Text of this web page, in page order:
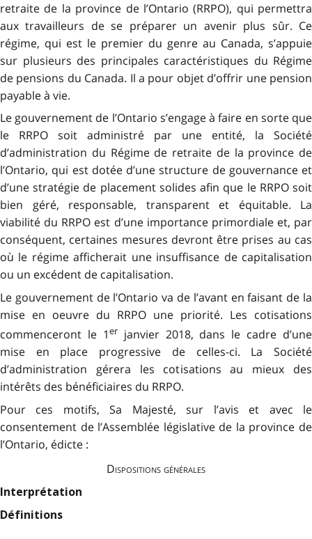
retraite de la province de l’Ontario (RRPO), qui permettra
aux travailleurs de se préparer un avenir plus sûr. Ce
régime, qui est le premier du genre au Canada, s’appuie
sur plusieurs des principales caractéristiques du Régime
de pensions du Canada. Il a pour objet d’offrir une pension
payable à vie.
Le gouvernement de l’Ontario s’engage à faire en sorte que
le RRPO soit administré par une entité, la Société
d’administration du Régime de retraite de la province de
l’Ontario, qui est dotée d’une structure de gouvernance et
d’une stratégie de placement solides afin que le RRPO soit
bien géré, responsable, transparent et équitable. La
viabilité du RRPO est d’une importance primordiale et, par
conséquent, certaines mesures devront être prises au cas
où le régime afficherait une insuffisance de capitalisation
ou un excédent de capitalisation.
Le gouvernement de l’Ontario va de l’avant en faisant de la
mise en oeuvre du RRPO une priorité. Les cotisations
commenceront le 1erjanvier 2018, dans le cadre d’une
mise en place progressive de celles-ci. La Société
d’administration gérera les cotisations au mieux des
intérêts des bénéficiaires du RRPO.
Pour ces motifs, Sa Majesté, sur l’avis et avec le
consentement de l’Assemblée législative de la province de
l’Ontario, édicte :
Dispositions générales
Interprétation
Définitions